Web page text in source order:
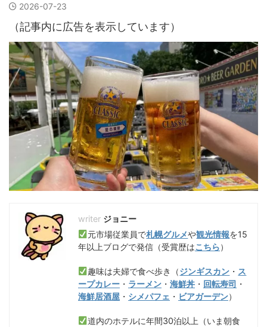
2026-07-23
（記事内に広告を表示しています）
ジョニー
元市場従業員で札幌グルメや観光情報を15
年以上ブログで発信（受賞歴はこちら）
趣味は夫婦で食べ歩き（ジンギスカン ・ ス
ープカレー ・ ラーメン ・ 海鮮丼 ・ 回転寿司 ・
海鮮居酒屋 ・ シメパフェ ・ ビアガーデン）
道内のホテルに年間30泊以上（いま朝食